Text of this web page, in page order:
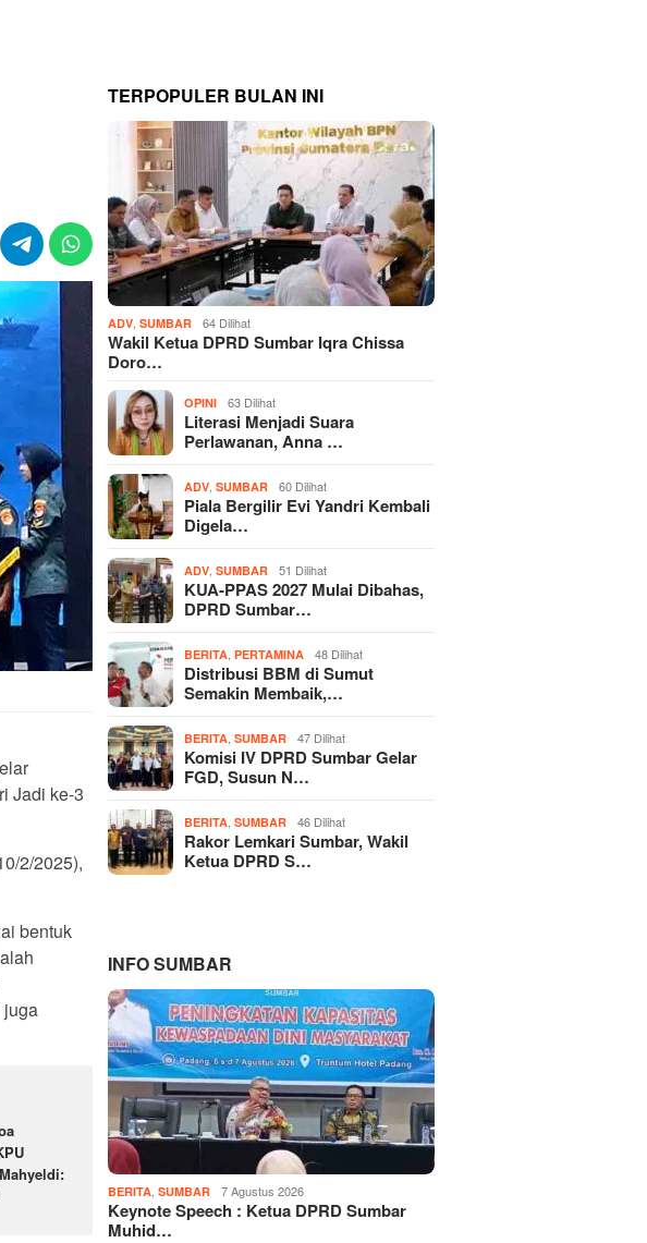
Jadi ke-3
2/2025),
bentuk
juga
TERPOPULER BULAN INI
ADV ,SUMBAR 64 Dilihat
Wakil Ketua DPRD Sumbar Iqra Chissa
Doro…
OPINI 63 Dilihat
Literasi Menjadi Suara
Perlawanan, Anna …
ADV ,SUMBAR 60 Dilihat
Piala Bergilir Evi Yandri Kembali
Digela…
ADV ,SUMBAR 51 Dilihat
KUA-PPAS 2027 Mulai Dibahas,
DPRD Sumbar…
BERITA ,PERTAMINA 48 Dilihat
Distribusi BBM di Sumut
Semakin Membaik,…
BERITA ,SUMBAR 47 Dilihat
Komisi IV DPRD Sumbar Gelar
FGD, Susun N…
BERITA ,SUMBAR 46 Dilihat
Rakor Lemkari Sumbar, Wakil
Ketua DPRD S…
INFO SUMBAR
BERITA ,SUMBAR 7 Agustus 2026
Keynote Speech : Ketua DPRD Sumbar
Muhid…